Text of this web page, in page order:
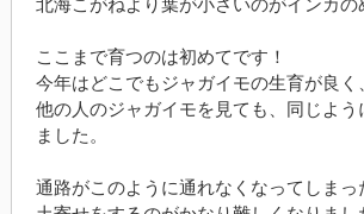
ここまで育つのは初めてです！
今年はどこでもジャガイモの生育が良く
他の人のジャガイモを見ても、同じよう
ました。
通路がこのように通れなくなってしまっ